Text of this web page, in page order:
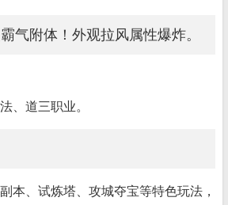
气附体！外观拉风属性爆炸。
、道三职业。
本、试炼塔、攻城夺宝等特色玩法，